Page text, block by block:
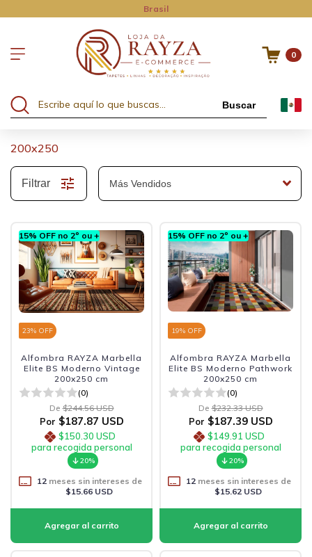
Brasil
0
Buscar
200x250
Filtrar
15% OFF no 2º ou +
23% OFF
Alfombra RAYZA Marbella
Elite BS Moderno Vintage
200x250 cm
(0)
De $244.56 USD
Por $187.87 USD
$150.30 USD
para recogida personal
20%
12meses sin intereses de
$15.66 USD
15% OFF no 2º ou +
19% OFF
Alfombra RAYZA Marbella
Elite BS Moderno Pathwork
200x250 cm
(0)
De $232.33 USD
Por $187.39 USD
$149.91 USD
para recogida personal
20%
12meses sin intereses de
$15.62 USD